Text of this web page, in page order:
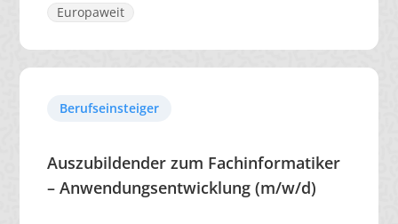
Europaweit
Berufseinsteiger
Auszubildender zum Fachinformatiker
– Anwendungsentwicklung (m/w/d)